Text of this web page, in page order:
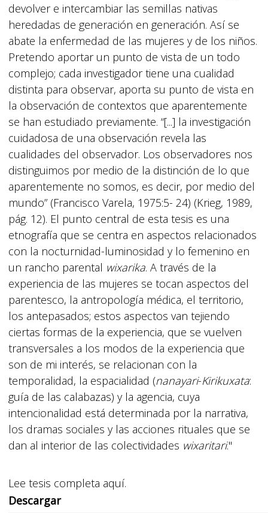
devolver e intercambiar las semillas nativas
heredadas de generación en generación. Así se
abate la enfermedad de las mujeres y de los niños.
Pretendo aportar un punto de vista de un todo
complejo; cada investigador tiene una cualidad
distinta para observar, aporta su punto de vista en
la observación de contextos que aparentemente
se han estudiado previamente. “[...] la investigación
cuidadosa de una observación revela las
cualidades del observador. Los observadores nos
distinguimos por medio de la distinción de lo que
aparentemente no somos, es decir, por medio del
mundo” (Francisco Varela, 1975:5- 24) (Krieg, 1989,
pág. 12). El punto central de esta tesis es una
etnografía que se centra en aspectos relacionados
con la nocturnidad-luminosidad y lo femenino en
un rancho parental wixarika. A través de la
experiencia de las mujeres se tocan aspectos del
parentesco, la antropología médica, el territorio,
los antepasados; estos aspectos van tejiendo
ciertas formas de la experiencia, que se vuelven
transversales a los modos de la experiencia que
son de mi interés, se relacionan con la
temporalidad, la espacialidad (nanayari-Kirikuxata:
guía de las calabazas) y la agencia, cuya
intencionalidad está determinada por la narrativa,
los dramas sociales y las acciones rituales que se
dan al interior de las colectividades wixaritari."
Lee tesis completa aquí.
Descargar